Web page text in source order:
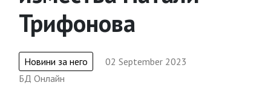
Трифонова
Новини за него
02 September 2023
БД Онлайн